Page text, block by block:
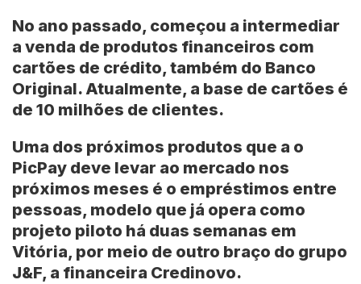
No ano passado, começou a intermediar
a venda de produtos financeiros com
cartões de crédito, também do Banco
Original. Atualmente, a base de cartões é
de 10 milhões de clientes.
Uma dos próximos produtos que a o
PicPay deve levar ao mercado nos
próximos meses é o empréstimos entre
pessoas, modelo que já opera como
projeto piloto há duas semanas em
Vitória, por meio de outro braço do grupo
J&F, a financeira Credinovo.